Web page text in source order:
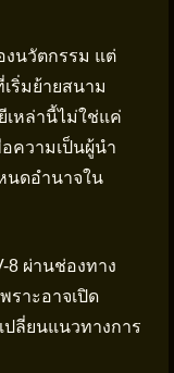
งนวัตกรรม แต่
ริ่มย้ายสนาม
เหล่านี้ไม่ใช่แค่
ความเป็นผู้นำ
นดอำนาจใน
8 ผ่านช่องทาง
ราะอาจเปิด
ปลี่ยนแนวทางการ